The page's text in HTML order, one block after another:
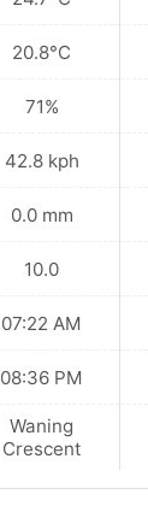
20.8°C
71%
42.8 kph
0.0 mm
10.0
07:22 AM
08:36 PM
Waning
Crescent